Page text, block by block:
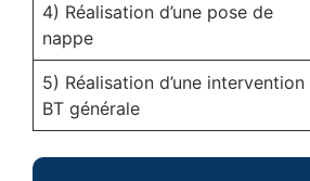
4) Réalisation d’une pose de
nappe
5) Réalisation d’une intervention
BT générale